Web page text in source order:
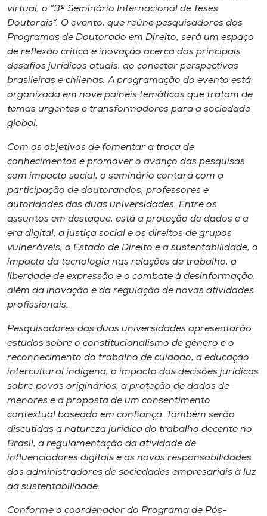
Editora
Rádio
Museu
Unoesc
Selecione
o idioma
A-
virtual, o “3º Seminário Internacional de Teses
Doutorais”. O evento, que reúne pesquisadores dos
Programas de Doutorado em Direito, será um espaço
de reflexão crítica e inovação acerca dos principais
desafios jurídicos atuais, ao conectar perspectivas
brasileiras e chilenas. A programação do evento está
organizada em nove painéis temáticos que tratam de
temas urgentes e transformadores para a sociedade
global.
Com os objetivos de fomentar a troca de
conhecimentos e promover o avanço das pesquisas
com impacto social, o seminário contará com a
participação de doutorandos, professores e
autoridades das duas universidades. Entre os
assuntos em destaque, está a proteção de dados e a
era digital, a justiça social e os direitos de grupos
vulneráveis, o Estado de Direito e a sustentabilidade, o
impacto da tecnologia nas relações de trabalho, a
liberdade de expressão e o combate à desinformação,
além da inovação e da regulação de novas atividades
profissionais.
Pesquisadores das duas universidades apresentarão
estudos sobre o constitucionalismo de gênero e o
reconhecimento do trabalho de cuidado, a educação
intercultural indígena, o impacto das decisões jurídicas
sobre povos originários, a proteção de dados de
menores e a proposta de um consentimento
contextual baseado em confiança. Também serão
discutidas a natureza jurídica do trabalho decente no
Brasil, a regulamentação da atividade de
influenciadores digitais e as novas responsabilidades
dos administradores de sociedades empresariais à luz
da sustentabilidade.
Conforme o coordenador do Programa de Pós-